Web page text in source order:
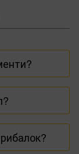
не
, але є